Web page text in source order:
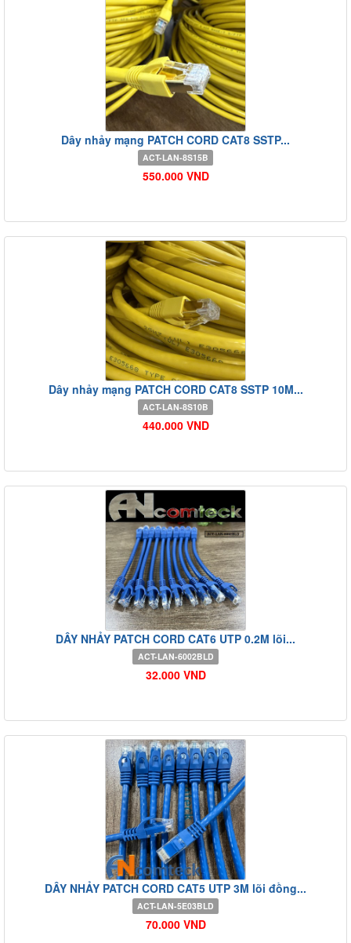
Dây nhảy mạng PATCH CORD CAT8 SSTP...
ACT-LAN-8S15B
550.000 VND
Dây nhảy mạng PATCH CORD CAT8 SSTP 10M...
ACT-LAN-8S10B
440.000 VND
DÂY NHẢY PATCH CORD CAT6 UTP 0.2M lõi...
ACT-LAN-6002BLD
32.000 VND
DÂY NHẢY PATCH CORD CAT5 UTP 3M lõi đồng...
ACT-LAN-5E03BLD
70.000 VND